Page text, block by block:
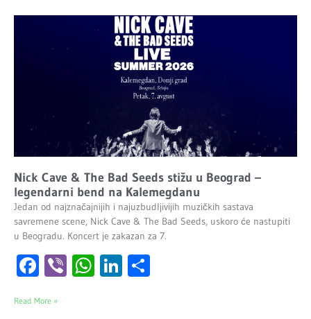
Nick Cave & The Bad Seeds stižu u Beograd –
legendarni bend na Kalemegdanu
Jedan od najznačajnijih i najuzbudljivijih muzičkih sastava
savremene scene, Nick Cave & The Bad Seeds, uskoro će nastupiti
u Beogradu. Koncert je zakazan za 7.
Facebook
ViberWhatsApp
LinkedIn
Read More »